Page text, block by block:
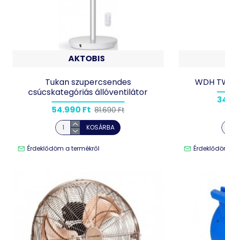
AKTOBIS
Tukan szupercsendes
csúcskategóriás állóventilátor
54.990 Ft 81.690 Ft
KOSÁRBA
Érdeklődöm a termékről
WDH